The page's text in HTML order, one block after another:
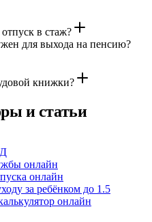
в стаж?
для выхода на пенсию?
книжки?
и статьи
онлайн
онлайн
за ребёнком до 1.5
онлайн